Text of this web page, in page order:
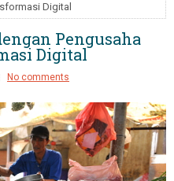
Digital
Pengusaha
Digital
No comments